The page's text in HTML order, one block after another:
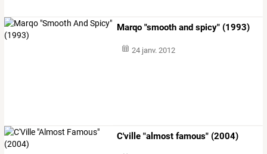
Marqo "smooth and spicy" (1993)
24 janv. 2012
C'ville "almost famous" (2004)